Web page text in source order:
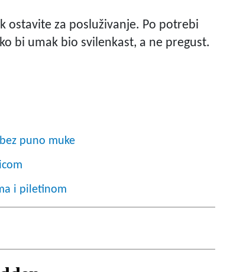
ostavite za posluživanje. Po potrebi
bi umak bio svilenkast, a ne pregust.
puno muke
i piletinom